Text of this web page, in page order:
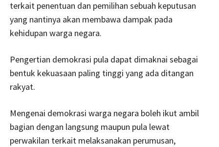
terkait penentuan dan pemilihan sebuah keputusan
yang nantinya akan membawa dampak pada
kehidupan warga negara.
Pengertian demokrasi pula dapat dimaknai sebagai
bentuk kekuasaan paling tinggi yang ada ditangan
rakyat.
Mengenai demokrasi warga negara boleh ikut ambil
bagian dengan langsung maupun pula lewat
perwakilan terkait melaksanakan perumusan,